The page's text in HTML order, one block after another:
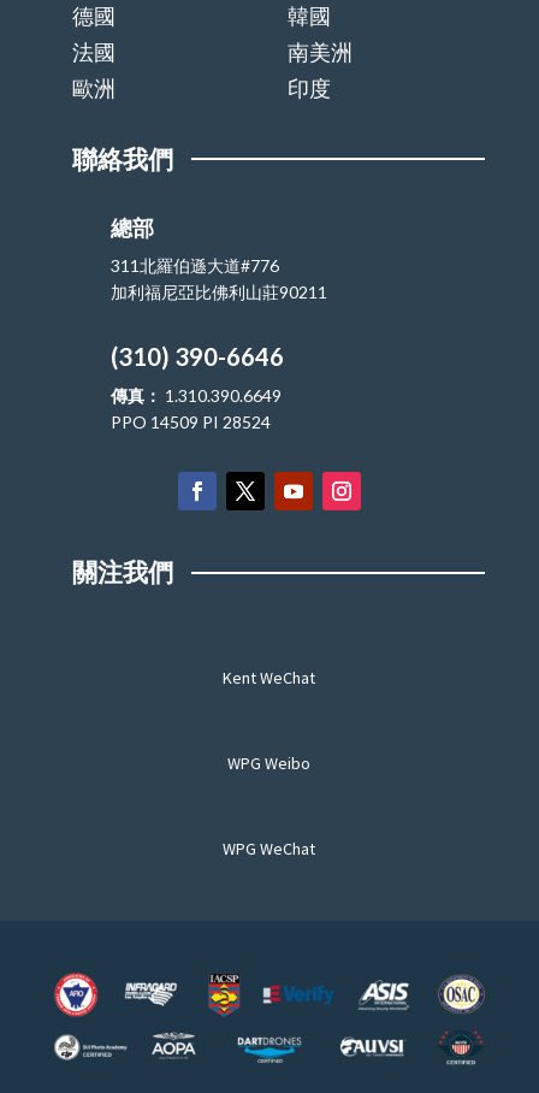
德國
韓國
法國
南美洲
歐洲
印度
聯絡我們
總部
311北羅伯遜大道#776
加利福尼亞比佛利山莊90211
(310) 390-6646
傳真： 1.310.390.6649
PPO 14509 PI 28524
關注我們
Kent WeChat
WPG Weibo
WPG WeChat